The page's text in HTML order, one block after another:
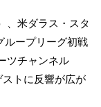
、米ダラス・スタ
ループリーグ初戦
ツチャンネル
トに反響が広が